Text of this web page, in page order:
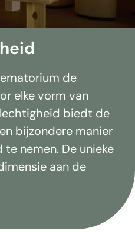
de
elke vorm van
biedt de
bijzondere manier
nemen. De unieke
aan de